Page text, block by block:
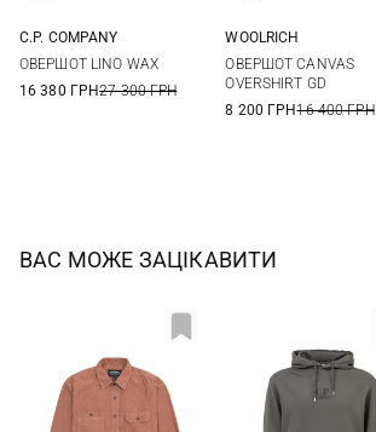
C.P. COMPANY
ОВЕРШОТ LINO WAX
16 380 ГРН27 300 ГРН
WOOLRICH
ОВЕРШОТ CANVAS
OVERSHIRT GD
8 200 ГРН16 400 ГРН
ВАС МОЖЕ ЗАЦІКАВИТИ